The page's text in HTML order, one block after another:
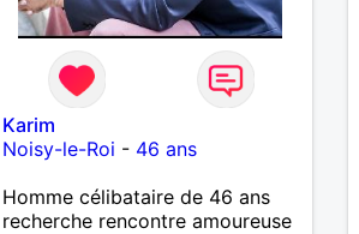
Karim
Noisy-le-Roi - 46 ans
Homme célibataire de 46 ans
recherche rencontre amoureuse